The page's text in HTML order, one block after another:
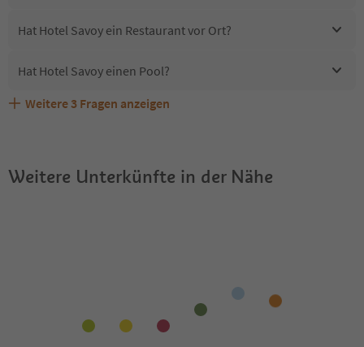
Hat Hotel Savoy ein Restaurant vor Ort?
Hat Hotel Savoy einen Pool?
Sind Haustiere in der Unterkunft Hotel Savoy erlaubt?
Welche Services bietet Hotel Savoy?
Erhalten die Gäste von Hotel Savoy einen Südtirol
Weitere 3 Fragen anzeigen
Weitere Unterkünfte in der Nähe